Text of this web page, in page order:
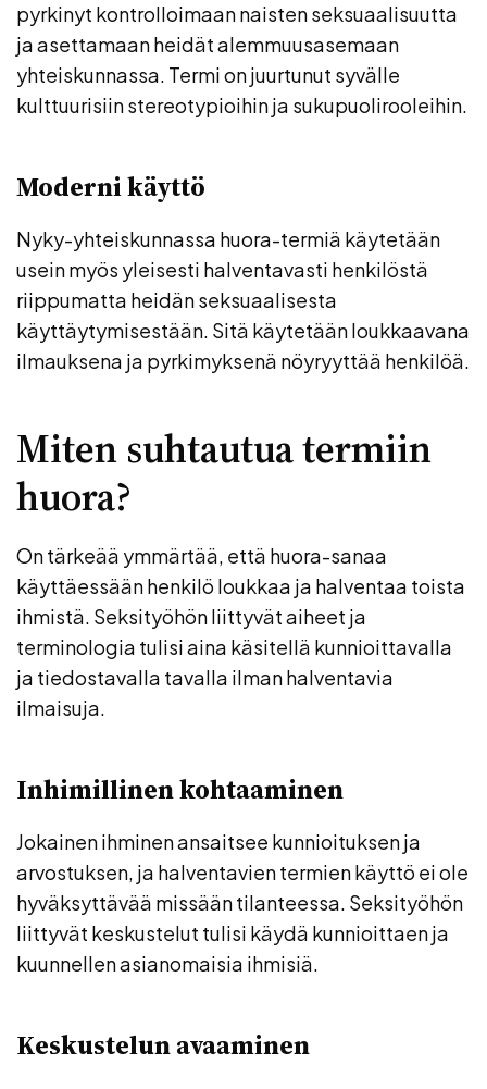
pyrkinyt kontrolloimaan naisten seksuaalisuutta
ja asettamaan heidät alemmuusasemaan
yhteiskunnassa. Termi on juurtunut syvälle
kulttuurisiin stereotypioihin ja sukupuolirooleihin.
Moderni käyttö
Nyky-yhteiskunnassa huora-termiä käytetään
usein myös yleisesti halventavasti henkilöstä
riippumatta heidän seksuaalisesta
käyttäytymisestään. Sitä käytetään loukkaavana
ilmauksena ja pyrkimyksenä nöyryyttää henkilöä.
Miten suhtautua termiin
huora?
On tärkeää ymmärtää, että huora-sanaa
käyttäessään henkilö loukkaa ja halventaa toista
ihmistä. Seksityöhön liittyvät aiheet ja
terminologia tulisi aina käsitellä kunnioittavalla
ja tiedostavalla tavalla ilman halventavia
ilmaisuja.
Inhimillinen kohtaaminen
Jokainen ihminen ansaitsee kunnioituksen ja
arvostuksen, ja halventavien termien käyttö ei ole
hyväksyttävää missään tilanteessa. Seksityöhön
liittyvät keskustelut tulisi käydä kunnioittaen ja
kuunnellen asianomaisia ihmisiä.
Keskustelun avaaminen